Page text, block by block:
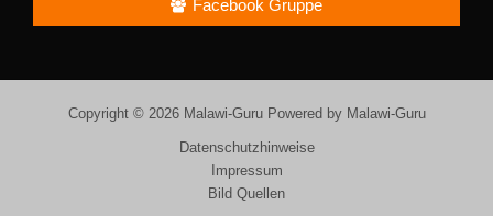
Facebook Gruppe
Copyright © 2026 Malawi-Guru Powered by Malawi-Guru
Datenschutzhinweise
Impressum
Bild Quellen